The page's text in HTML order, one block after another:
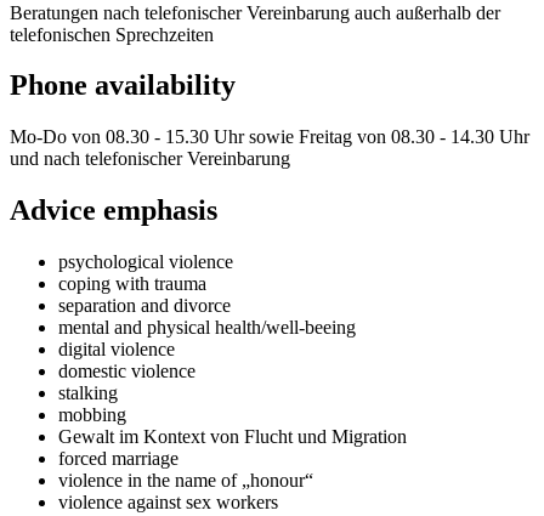
Beratungen nach telefonischer Vereinbarung auch außerhalb der
telefonischen Sprechzeiten
Phone availability
Mo-Do von 08.30 - 15.30 Uhr sowie Freitag von 08.30 - 14.30 Uhr
und nach telefonischer Vereinbarung
Advice emphasis
psychological violence
coping with trauma
separation and divorce
mental and physical health/well-beeing
digital violence
domestic violence
stalking
mobbing
Gewalt im Kontext von Flucht und Migration
forced marriage
violence in the name of „honour“
violence against sex workers